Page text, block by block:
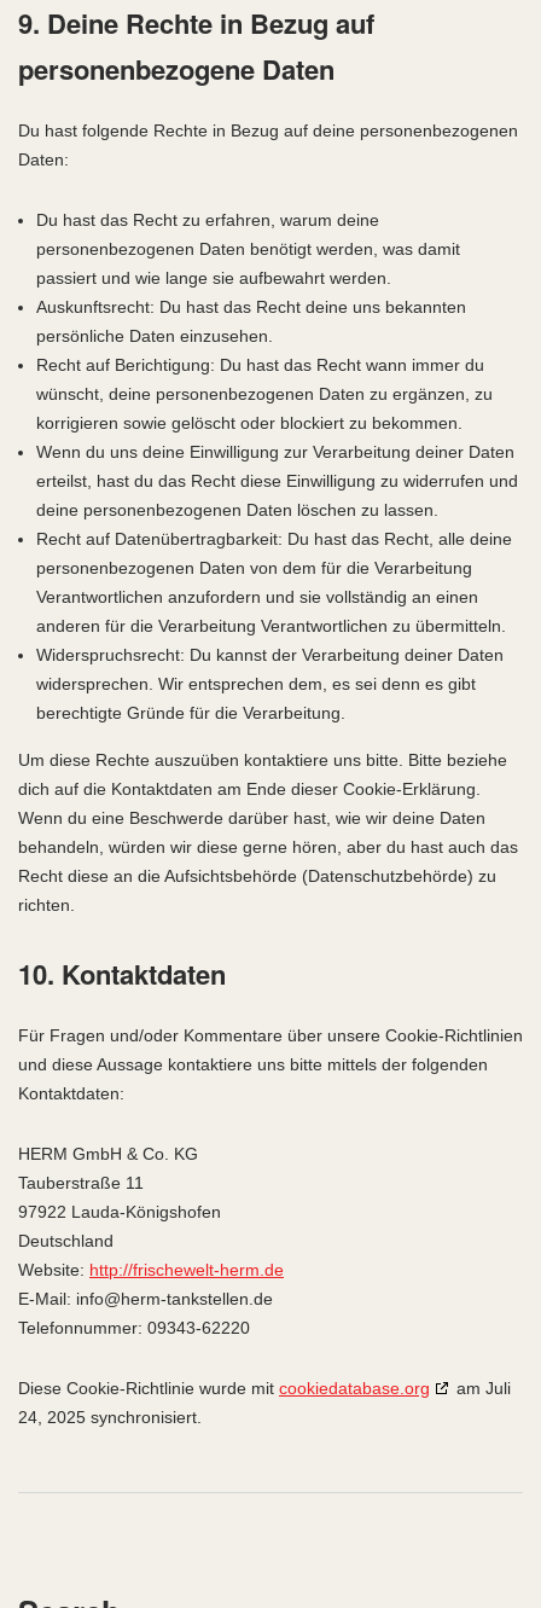
9. Deine Rechte in Bezug auf
personenbezogene Daten
Du hast folgende Rechte in Bezug auf deine personenbezogenen
Daten:
Du hast das Recht zu erfahren, warum deine
personenbezogenen Daten benötigt werden, was damit
passiert und wie lange sie aufbewahrt werden.
Auskunftsrecht: Du hast das Recht deine uns bekannten
persönliche Daten einzusehen.
Recht auf Berichtigung: Du hast das Recht wann immer du
wünscht, deine personenbezogenen Daten zu ergänzen, zu
korrigieren sowie gelöscht oder blockiert zu bekommen.
Wenn du uns deine Einwilligung zur Verarbeitung deiner Daten
erteilst, hast du das Recht diese Einwilligung zu widerrufen und
deine personenbezogenen Daten löschen zu lassen.
Recht auf Datenübertragbarkeit: Du hast das Recht, alle deine
personenbezogenen Daten von dem für die Verarbeitung
Verantwortlichen anzufordern und sie vollständig an einen
anderen für die Verarbeitung Verantwortlichen zu übermitteln.
Widerspruchsrecht: Du kannst der Verarbeitung deiner Daten
widersprechen. Wir entsprechen dem, es sei denn es gibt
berechtigte Gründe für die Verarbeitung.
Um diese Rechte auszuüben kontaktiere uns bitte. Bitte beziehe
dich auf die Kontaktdaten am Ende dieser Cookie-Erklärung.
Wenn du eine Beschwerde darüber hast, wie wir deine Daten
behandeln, würden wir diese gerne hören, aber du hast auch das
Recht diese an die Aufsichtsbehörde (Datenschutzbehörde) zu
richten.
10. Kontaktdaten
Für Fragen und/oder Kommentare über unsere Cookie-Richtlinien
und diese Aussage kontaktiere uns bitte mittels der folgenden
Kontaktdaten:
HERM GmbH & Co. KG
Tauberstraße 11
97922 Lauda-Königshofen
Deutschland
Website: http://frischewelt-herm.de
E-Mail: info@herm-tankstellen.de
Telefonnummer: 09343-62220
Diese Cookie-Richtlinie wurde mit cookiedatabase.org
am Juli
24, 2025 synchronisiert.